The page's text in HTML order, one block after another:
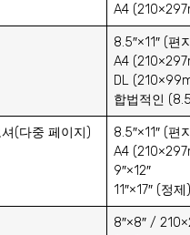
A4
8.5″×11″ (편
A4
DL
합법적인
(다중 페이지)
8.5″×11″ (편
A4
9″×12″
11″×17″ (정제)
8″×8″ /